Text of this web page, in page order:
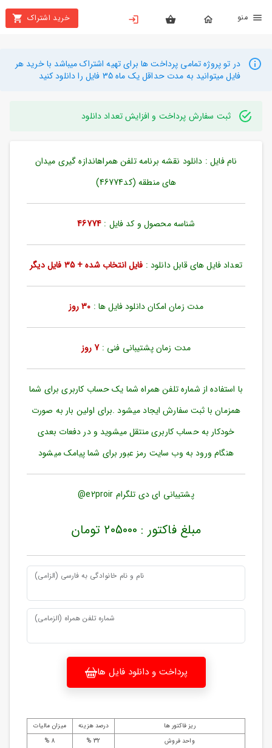
خرید اشتراک
بستن
محصولات
تهیه
راهنما
دانلود
ورود
به
بازیابی
رمز
مندی
ها
در تو پروژه تمامی پرداخت ها برای تهیه اشتراک میباشد با خرید هر
فایل میتوانید به مدت حداقل یک ماه 35 فایل را دانلود کنید
ثبت سفارش پرداخت و افزایش تعداد دانلود
نام فایل : دانلود نقشه برنامه تلفن همراهاندازه گیری میدان
های منطقه (کد46774)
شناسه محصول و کد فایل : 46774
تعداد فایل های قابل دانلود : فایل انتخاب شده + 35 فایل دیگر
مدت زمان امکان دانلود فایل ها : 30 روز
مدت زمان پشتیبانی فنی :7 روز
با استفاده از شماره تلفن همراه شما یک حساب کاربری برای شما
همزمان با ثبت سفارش ایجاد میشود .برای اولین بار به صورت
خودکار به حساب کاربری منتقل میشوید و در دفعات بعدی
هنگام ورود به وب سایت رمز عبور برای شما پیامک میشود
پشتیبانی ای دی تلگرام e2proir@
مبلغ فاکتور : 205000 تومان
نام و نام خانوادگی به فارسی (الزامی)
شماره تلفن همراه (الزمامی)
پرداخت و دانلود فایل ها
ریز فاکتور ها درصد هزینه
میزان مالیات
واحد فروش
32 %
8 %